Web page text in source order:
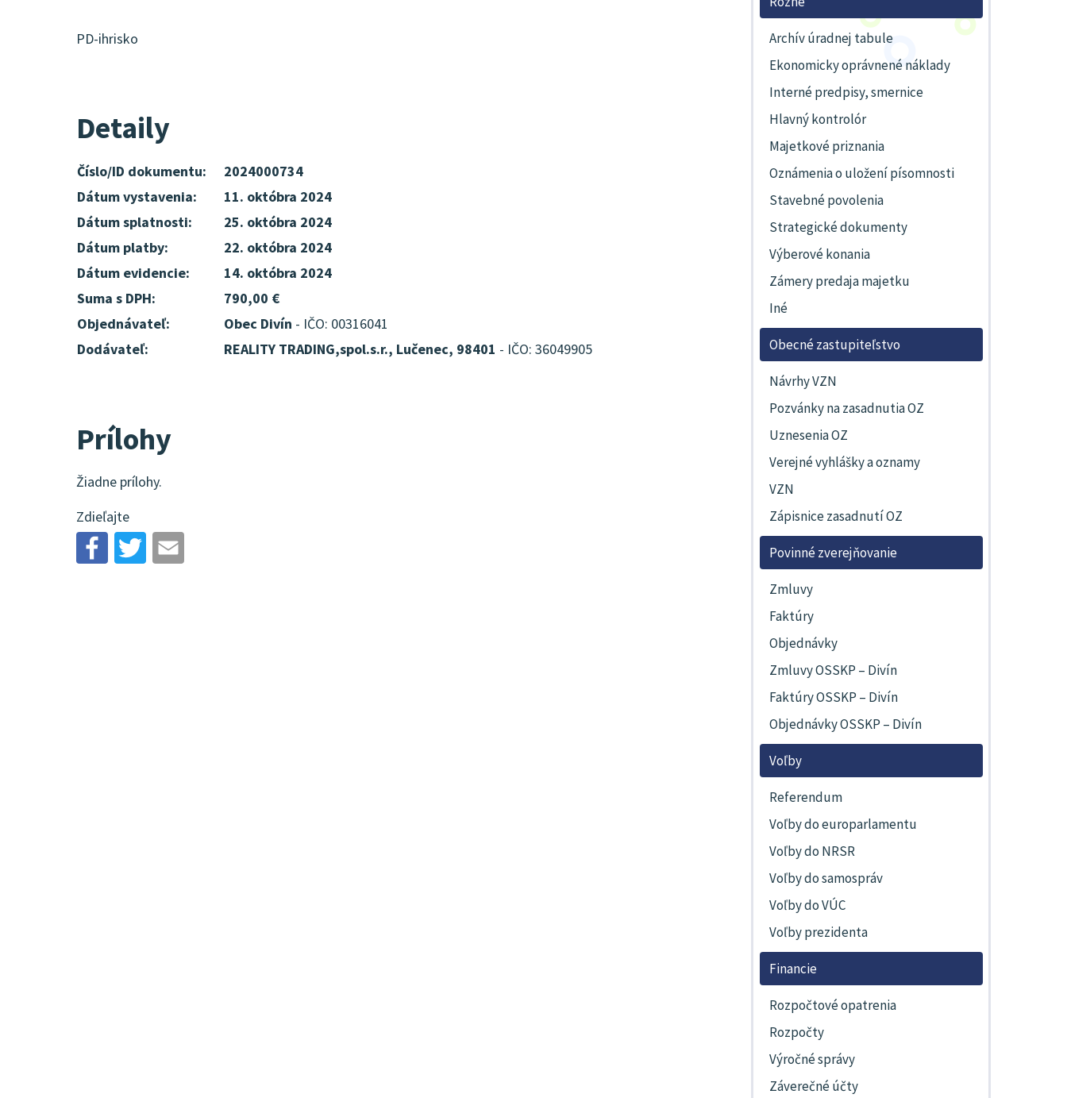
PD-ihrisko
Detaily
Číslo/ID dokumentu:
2024000734
Dátum vystavenia:
11. októbra 2024
Dátum splatnosti:
25. októbra 2024
Dátum platby:
22. októbra 2024
Dátum evidencie:
14. októbra 2024
Suma s DPH:
790,00 €
Objednávateľ:
Obec Divín - IČO: 00316041
Dodávateľ:
REALITY TRADING,spol.s.r., Lučenec, 98401 - IČO: 36049905
Prílohy
Žiadne prílohy.
Zdieľajte
Archív úradnej tabule
Ekonomicky oprávnené náklady
Interné predpisy, smernice
Hlavný kontrolór
Majetkové priznania
Oznámenia o uložení písomnosti
Stavebné povolenia
Strategické dokumenty
Výberové konania
Zámery predaja majetku
Iné
Obecné zastupiteľstvo
Návrhy VZN
Pozvánky na zasadnutia OZ
Uznesenia OZ
Verejné vyhlášky a oznamy
VZN
Zápisnice zasadnutí OZ
Povinné zverejňovanie
Zmluvy
Faktúry
Objednávky
Zmluvy OSSKP – Divín
Faktúry OSSKP – Divín
Objednávky OSSKP – Divín
Voľby
Referendum
Voľby do europarlamentu
Voľby do NRSR
Voľby do samospráv
Voľby do VÚC
Voľby prezidenta
Financie
Rozpočtové opatrenia
Rozpočty
Výročné správy
Záverečné účty